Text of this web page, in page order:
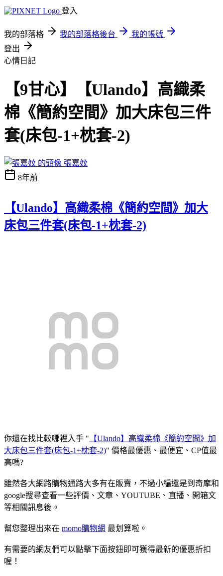
登入
我的部落格 我的部落格後台
我的帳號
登出
心情日記
【9甘心】【Ulando】高織柔
棉《簡約空間》加大床包三件
套(床包-1+枕套-2)
張嘉妏
8年前
【Ulando】高織柔棉《簡約空間》加大
床包三件套(床包-1+枕套-2)
你還在找比較哪裡入手 " 【Ulando】高織柔棉《簡約空間》加
大床包三件套(床包-1+枕套-2)" 價格最優惠、最便宜、CP值最
高嗎?
雖然各大網路購物通路大多有在販賣，不過小編還是到奇摩和
google搜尋查看一些評價、文章、YOUTUBE、直播、開箱文
等相關訊息後。
幫您整理出來在 momo購物網 最划算啦。
有需要的網友們可以點擊下面按鈕即可獲得最新的優惠折扣
喔！